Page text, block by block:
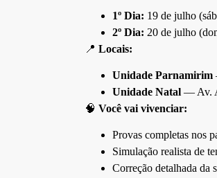
1º Dia: 19 de julho
2º Dia: 20 de julho
📍 Locais:
Unidade Parnamirim
Unidade Natal — Av.
🧠 Você vai vivenciar:
Provas completas nos
Simulação realista de
Correção detalhada da